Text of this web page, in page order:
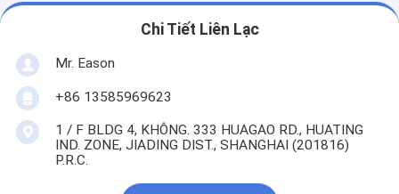
Chi Tiết Liên Lạc
Mr. Eason
+86 13585969623
1 / F BLDG 4, KHÔNG. 333 HUAGAO RD., HUATING
IND. ZONE, JIADING DIST., SHANGHAI (201816)
P.R.C.